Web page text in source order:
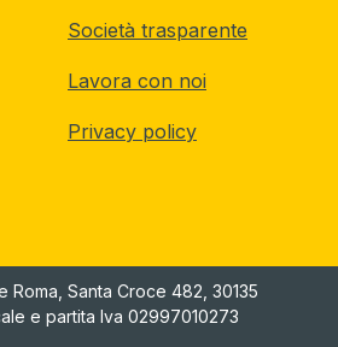
Società trasparente
Lavora con noi
Privacy policy
Roma, Santa Croce 482, 30135
e partita Iva 02997010273